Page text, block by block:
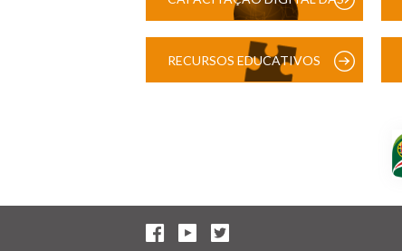
RECURSOS EDUCATIVOS